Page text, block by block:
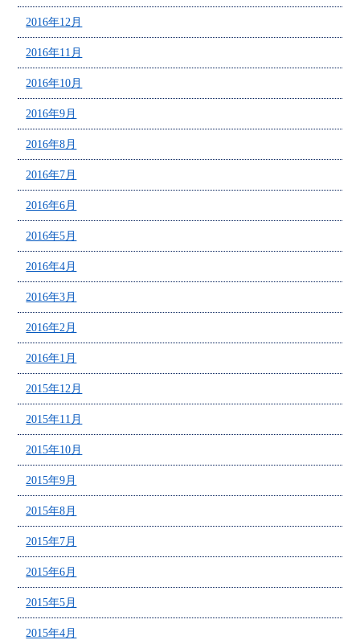
2016年12月
2016年11月
2016年10月
2016年9月
2016年8月
2016年7月
2016年6月
2016年5月
2016年4月
2016年3月
2016年2月
2016年1月
2015年12月
2015年11月
2015年10月
2015年9月
2015年8月
2015年7月
2015年6月
2015年5月
2015年4月